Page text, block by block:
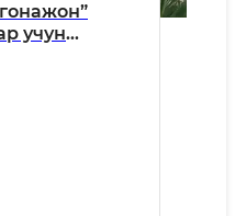
учун